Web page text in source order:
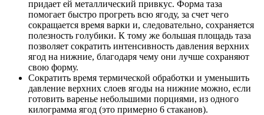
придает ей металлический привкус. Форма таза
помогает быстро прогреть всю ягоду, за счет чего
сокращается время варки и, следовательно, сохраняется
полезность голубики. К тому же большая площадь таза
позволяет сократить интенсивность давления верхних
ягод на нижние, благодаря чему они лучше сохраняют
свою форму.
Сократить время термической обработки и уменьшить
давление верхних слоев ягоды на нижние можно, если
готовить варенье небольшими порциями, из одного
килограмма ягод (это примерно 6 стаканов).